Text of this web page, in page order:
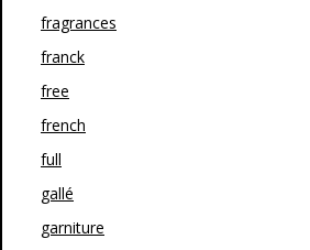
fragrances
franck
free
french
full
gallé
garniture